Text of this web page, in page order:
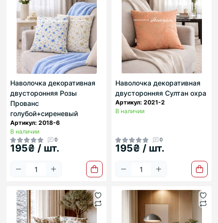
Наволочка декоративная
двусторонняя Розы
Прованс
голубой+сиреневый
Артикул: 2018-6
В наличии
0
195₴ / шт.
Наволочка декоративная
двусторонняя Султан охра
Артикул: 2021-2
В наличии
0
195₴ / шт.